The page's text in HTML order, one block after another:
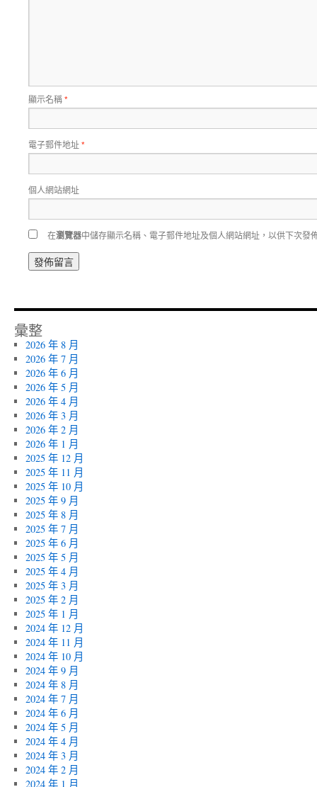
顯示名稱*
電子郵件地址*
個人網站網址
在瀏覽器中儲存顯示名稱、電子郵件地址及個人網站網址，以供下次發
彙整
2026 年 8 月
2026 年 7 月
2026 年 6 月
2026 年 5 月
2026 年 4 月
2026 年 3 月
2026 年 2 月
2026 年 1 月
2025 年 12 月
2025 年 11 月
2025 年 10 月
2025 年 9 月
2025 年 8 月
2025 年 7 月
2025 年 6 月
2025 年 5 月
2025 年 4 月
2025 年 3 月
2025 年 2 月
2025 年 1 月
2024 年 12 月
2024 年 11 月
2024 年 10 月
2024 年 9 月
2024 年 8 月
2024 年 7 月
2024 年 6 月
2024 年 5 月
2024 年 4 月
2024 年 3 月
2024 年 2 月
2024 年 1 月